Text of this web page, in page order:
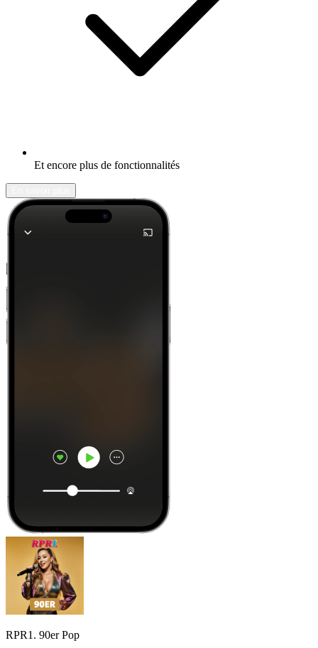
Et encore plus de fonctionnalités
RPR1. 90er Pop